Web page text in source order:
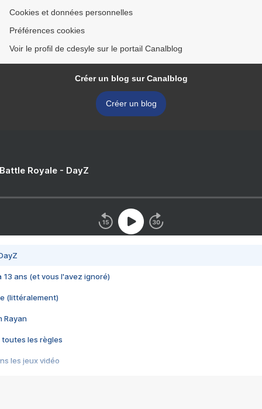
Cookies et données personnelles
Préférences cookies
Voir le profil de cdesyle sur le portail Canalblog
Créer un blog sur Canalblog
Créer un blog
Royale - DayZ
13 ans (et vous l'avez ignoré)
(littéralement)
Rayan
toutes les règles
les jeux vidéo